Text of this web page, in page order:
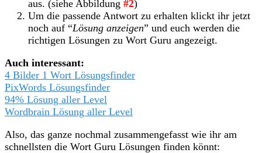
aus. (siehe Abbildung #2)
Um die passende Antwort zu erhalten klickt ihr jetzt
noch auf “Lösung anzeigen” und euch werden die
richtigen Lösungen zu Wort Guru angezeigt.
Auch interessant:
4 Bilder 1 Wort Lösungsfinder
PixWords Lösungsfinder
94% Lösung aller Level
Wordbrain Lösung aller Level
Also, das ganze nochmal zusammengefasst wie ihr am
schnellsten die Wort Guru Lösungen finden könnt: